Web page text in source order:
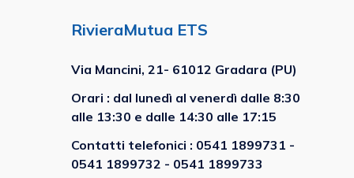
RivieraMutua ETS
Via Mancini, 21- 61012 Gradara (PU)
Orari : dal lunedì al venerdì dalle 8:30
alle 13:30 e dalle 14:30 alle 17:15
Contatti telefonici : 0541 1899731 -
0541 1899732 - 0541 1899733